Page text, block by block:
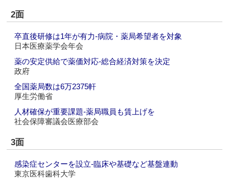
2面
卒直後研修は1年が有力‐病院・薬局希望者を対象
日本医療薬学会年会
薬の安定供給で薬価対応‐総合経済対策を決定
政府
全国薬局数は6万2375軒
厚生労働省
人材確保が重要課題‐薬局職員も賃上げを
社会保障審議会医療部会
3面
感染症センターを設立‐臨床や基礎など基盤連動
東京医科歯科大学